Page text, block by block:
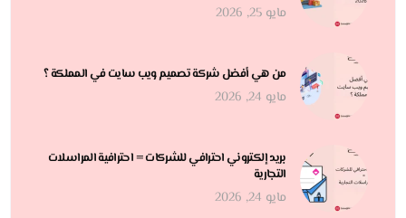
مايو 25, 2026
من هي أفضل شركة تصميم ويب سايت في المملكة ؟
مايو 24, 2026
بريد إلكتروني احترافي للشركات = احترافية المراسلات
التجارية
مايو 24, 2026